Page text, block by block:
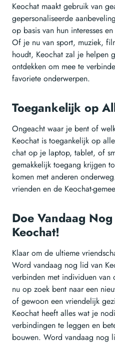
Keochat maakt gebruik van
gepersonaliseerde
op basis van hun interesses
Of je nu van sport, muziek,
houdt, Keochat zal je helpen
ontdekken om mee te
favoriete onderwerpen.
Toegankelijk op
Ongeacht waar je bent of
Keochat is toegankelijk op
chat op je laptop, tablet, of
gemakkelijk toegang krijgen
komen met anderen
vrienden en de Keochat-
Doe Vandaag
Keochat!
Klaar om de ultieme
Word vandaag nog lid van
verbinden met individuen
nu op zoek bent naar een
of gewoon een vriendelijk
Keochat heeft alles wat je
verbindingen te leggen en
bouwen. Word vandaag nog